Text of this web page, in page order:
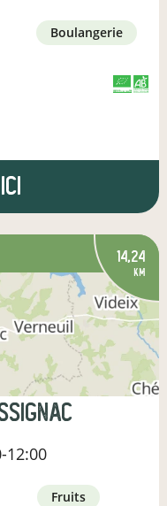
boulangerie
14,24
km
12:00
fruits